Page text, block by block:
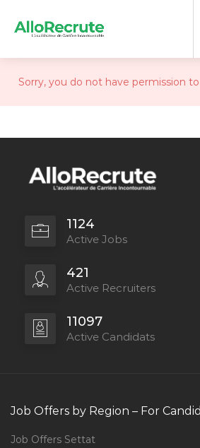
Sorry, you do not have permission
1124
Active Jobs
421
Active Recruiters
11097
Active Candidats
Job Offers by Region – For
Job Offers Settat